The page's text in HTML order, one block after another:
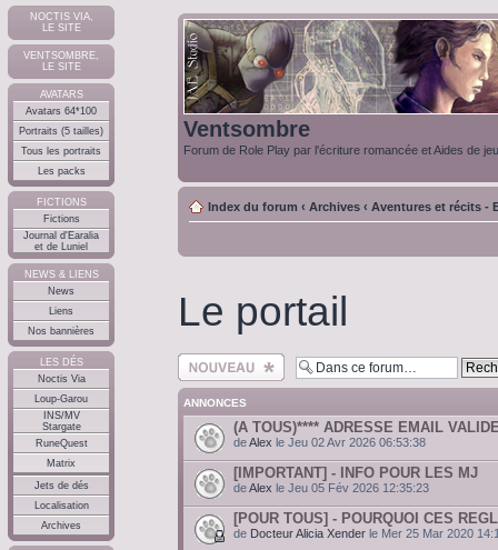
NOCTIS VIA,
LE SITE
VENTSOMBRE,
LE SITE
AVATARS
Avatars 64*100
Portraits (5 tailles)
Tous les portraits
Les packs
FICTIONS
Fictions
Journal d'Earalia
et de Luniel
NEWS & LIENS
News
Liens
Nos bannières
LES DÉS
Noctis Via
Loup-Garou
INS/MV
Stargate
RuneQuest
Matrix
Jets de dés
Localisation
Archives
Ventsombre
Forum de Role Play par l'écriture romancée et Aides de
Index du forum ‹ Archives ‹ Aventures et récits -
Le portail
Ecrire un nouveau
sujet
ANNONCES
(A TOUS)**** ADRESSE EMAIL
deAlex le Jeu 02 Avr 2026 06:53:38
[IMPORTANT] - INFO POUR LES MJ
deAlex le Jeu 05 Fév 2026 12:35:23
[POUR TOUS] - POURQUOI CES
de Docteur Alicia Xender le Mer 25 Mar 2020